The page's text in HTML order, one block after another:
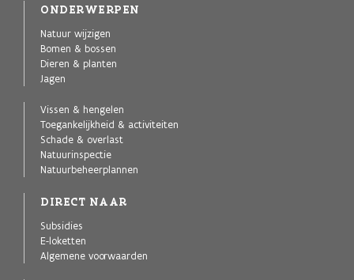
ONDERWERPEN
Natuur wijzigen
Bomen & bossen
Dieren & planten
Jagen
Vissen & hengelen
Toegankelijkheid & activiteiten
Schade & overlast
Natuurinspectie
Natuurbeheerplannen
DIRECT NAAR
Subsidies
E-loketten
Algemene voorwaarden